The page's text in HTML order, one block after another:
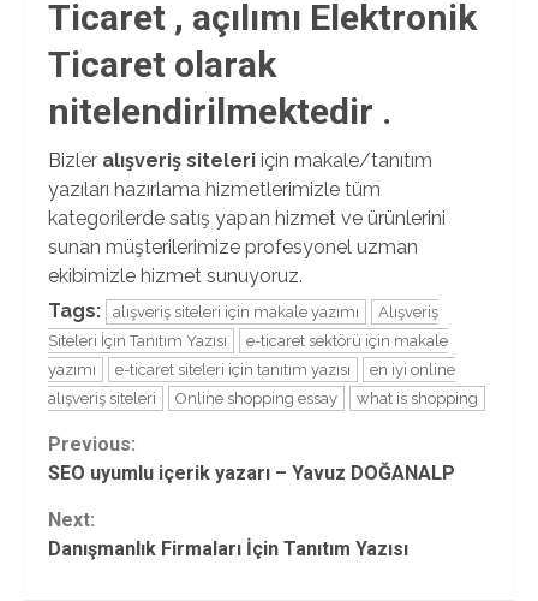
Ticaret , açılımı Elektronik
Ticaret olarak
nitelendirilmektedir .
Bizler alışveriş siteleri için makale/tanıtım
yazıları hazırlama hizmetlerimizle tüm
kategorilerde satış yapan hizmet ve ürünlerini
sunan müşterilerimize profesyonel uzman
ekibimizle hizmet sunuyoruz.
Tags:
alışveriş siteleri için makale yazımı
Alışveriş
Siteleri İçin Tanıtım Yazısı
e-ticaret sektörü için makale
yazımı
e-ticaret siteleri için tanıtım yazısı
en iyi online
alışveriş siteleri
Online shopping essay what is shopping
Continue
Previous:
SEO uyumlu içerik yazarı – Yavuz DOĞANALP
Next:
Danışmanlık Firmaları İçin Tanıtım Yazısı